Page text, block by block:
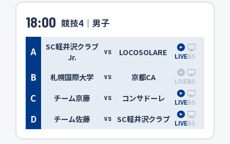
18:00 競技4｜男子
A
SC軽井沢クラブ
Jr.
VS LOCOSOLARE LIVEBS
B 札幌国際大学 VS 京都CA LIVEBS
C チーム京藤 VS コンサドーレ LIVEBS
D チーム佐藤 VS SC軽井沢クラブ LIVEBS